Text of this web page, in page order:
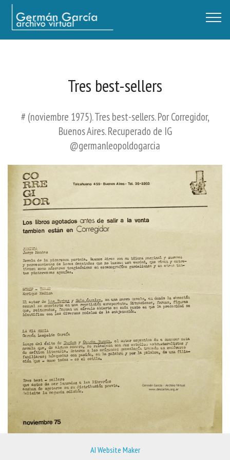
Germán García - Archivo Virtual / Centro Descartes, Buenos Aires
Tres best-sellers
# (noviembre 1975). Tres best-sellers. Por Corregidor,
Buenos Aires. Recuperado de IG
@germanleopoldogarcia
AI Website Maker